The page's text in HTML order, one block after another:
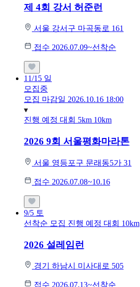
제 4회 강서 허준런
서울 강서구 마곡동로 161
접수 2026.07.09~선착순
11/15 일
모집중
모집 마감일 2026.10.16 18:00
진행 예정 대회 5km 10km
2026 9회 서울평화마라톤
서울 영등포구 문래동5가 31
접수 2026.07.08~10.16
9/5 토
선착순 모집 진행 예정 대회 10km
2026 설레임런
경기 하남시 미사대로 505
접수 2026.07.13~선착순